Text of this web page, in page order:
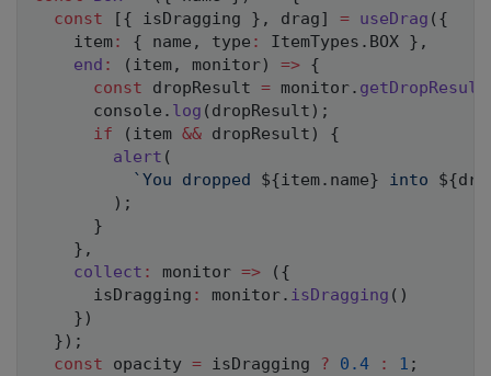
const
[{ isDragging } , drag] = useDrag ( {
    item
: { name , type : ItemTypes . BOX } ,
end : ( item, monitor) => {
const dropResult = monitor. getDropResult
      console
. log ( dropResult ) ;
if
( item && dropResult )
{
alert (
`You dropped ${item. name} into ${
) ;
}
} ,
collect : monitor => ( {
      isDragging
: monitor. isDragging ( )
} )
} ) ;
const opacity = isDragging ? 0.4 : 1 ;